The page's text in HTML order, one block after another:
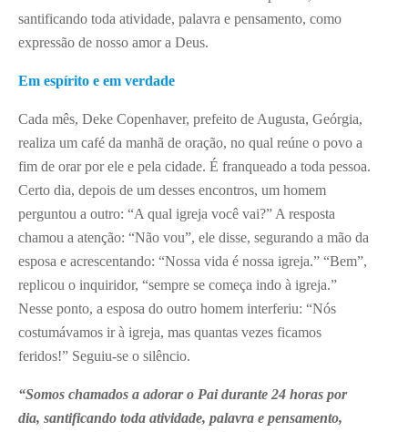
santificando toda atividade, palavra e pensamento, como
expressão de nosso amor a Deus.
Em espírito e em verdade
Cada mês, Deke Copenhaver, prefeito de Augusta, Geórgia,
realiza um café da manhã de oração, no qual reúne o povo a
fim de orar por ele e pela cidade. É franqueado a toda pessoa.
Certo dia, depois de um desses encontros, um homem
perguntou a outro: “A qual igreja você vai?” A resposta
chamou a atenção: “Não vou”, ele disse, segurando a mão da
esposa e acrescentando: “Nossa vida é nossa igreja.” “Bem”,
replicou o inquiridor, “sempre se começa indo à igreja.”
Nesse ponto, a esposa do outro homem interferiu: “Nós
costumávamos ir à igreja, mas quantas vezes ficamos
feridos!” Seguiu-se o silêncio.
“Somos chamados a adorar o Pai durante 24 horas por
dia, santificando toda atividade, palavra e pensamento,